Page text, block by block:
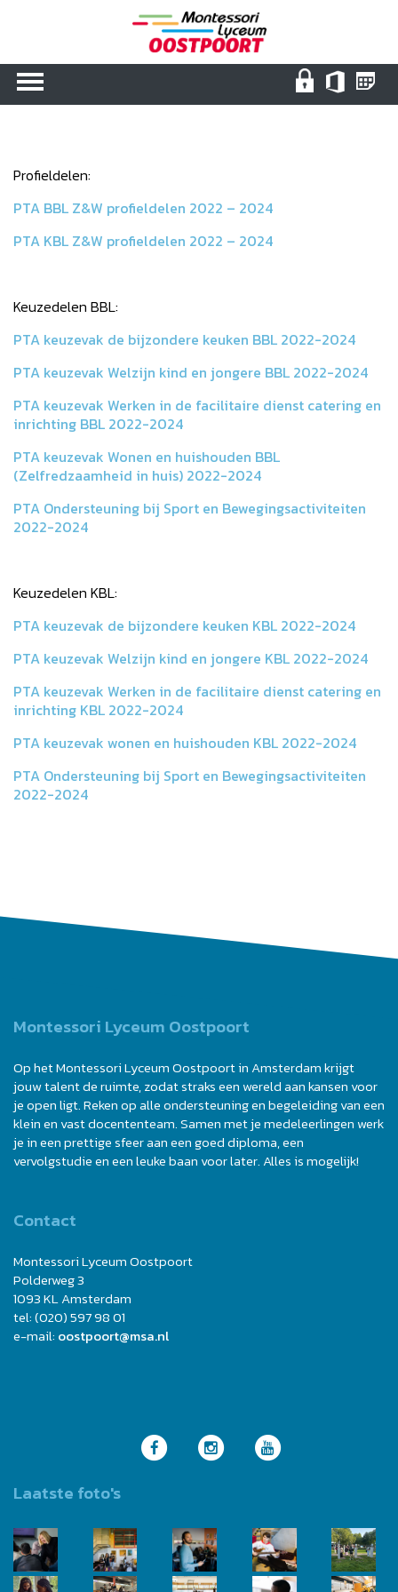
Toggle navigation
Profieldelen:
PTA BBL Z&W profieldelen 2022 – 2024
PTA KBL Z&W profieldelen 2022 – 2024
Keuzedelen BBL:
PTA keuzevak de bijzondere keuken BBL 2022-2024
PTA keuzevak Welzijn kind en jongere BBL 2022-2024
PTA keuzevak Werken in de facilitaire dienst catering en
inrichting BBL 2022-2024
PTA keuzevak Wonen en huishouden BBL
(Zelfredzaamheid in huis) 2022-2024
PTA Ondersteuning bij Sport en Bewegingsactiviteiten
2022-2024
Keuzedelen KBL:
PTA keuzevak de bijzondere keuken KBL 2022-2024
PTA keuzevak Welzijn kind en jongere KBL 2022-2024
PTA keuzevak Werken in de facilitaire dienst catering en
inrichting KBL 2022-2024
PTA keuzevak wonen en huishouden KBL 2022-2024
PTA Ondersteuning bij Sport en Bewegingsactiviteiten
2022-2024
Montessori Lyceum Oostpoort
Op het Montessori Lyceum Oostpoort in Amsterdam krijgt
jouw talent de ruimte, zodat straks een wereld aan kansen voor
je open ligt. Reken op alle ondersteuning en begeleiding van een
klein en vast docententeam. Samen met je medeleerlingen werk
je in een prettige sfeer aan een goed diploma, een
vervolgstudie en een leuke baan voor later. Alles is mogelijk!
Contact
Montessori Lyceum Oostpoort
Polderweg 3
1093 KL Amsterdam
tel: (020) 597 98 01
e-mail: oostpoort@msa.nl
Laatste foto's